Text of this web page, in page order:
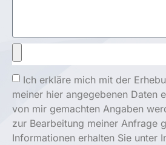
Ich erkläre mich mit der
meiner hier angegebenen Daten
von mir gemachten Angaben
zur Bearbeitung meiner Anfrage
Informationen erhalten Sie unter